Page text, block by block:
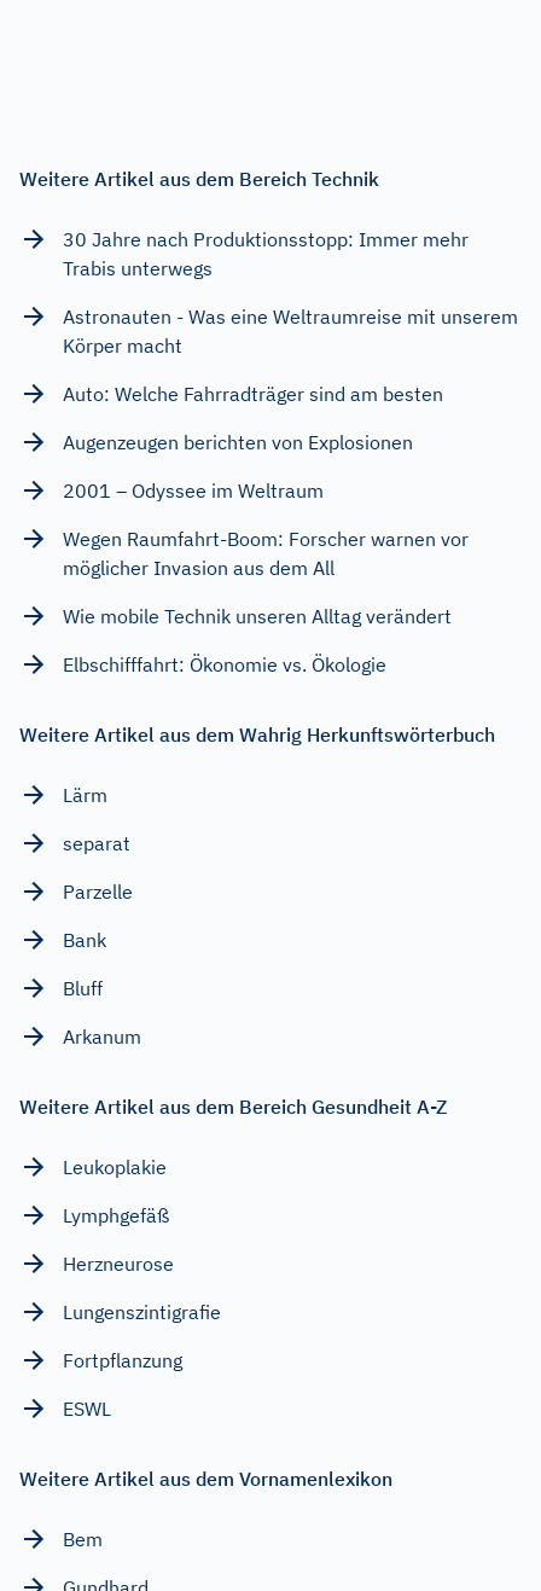
Weitere Artikel aus dem Bereich Technik
30 Jahre nach Produktionsstopp: Immer mehr
Trabis unterwegs
Astronauten - Was eine Weltraumreise mit unserem
Körper macht
Auto: Welche Fahrradträger sind am besten
Augenzeugen berichten von Explosionen
2001 – Odyssee im Weltraum
Wegen Raumfahrt-Boom: Forscher warnen vor
möglicher Invasion aus dem All
Wie mobile Technik unseren Alltag verändert
Elbschifffahrt: Ökonomie vs. Ökologie
Weitere Artikel aus dem Wahrig Herkunftswörterbuch
Lärm
separat
Parzelle
Bank
Bluff
Arkanum
Weitere Artikel aus dem Bereich Gesundheit A-Z
Leukoplakie
Lymphgefäß
Herzneurose
Lungenszintigrafie
Fortpflanzung
ESWL
Weitere Artikel aus dem Vornamenlexikon
Bem